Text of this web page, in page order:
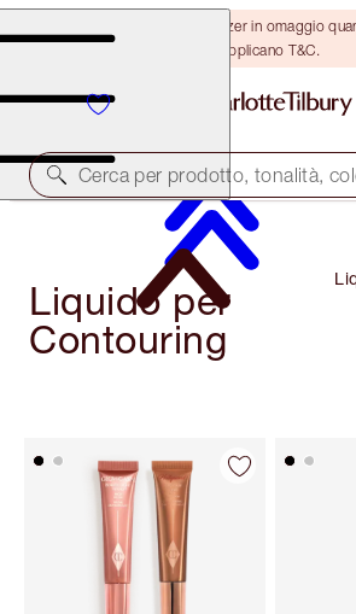
Ricevi un pennello per bronzer in omaggio
applicano T&C.
Cerca per prodotto, tonalità,
Liquido per
Contouring